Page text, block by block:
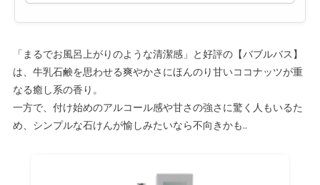
「まるでお風呂上がりのような清潔感」と好評の【バブルバス】
は、牛乳石鹸を思わせる爽やかさにほんのり甘いココナッツが重
なる癒し系の香り。
一方で、付け始めのアルコール感や甘さの強さに驚く人もいるた
め、シンプルな石けんが愉しみたいなら不向きかも..